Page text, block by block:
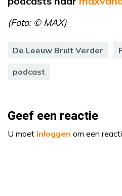
(Foto: © MAX)
De Leeuw Brult Verder
podcast
Geef een reactie
U moet inloggen om een